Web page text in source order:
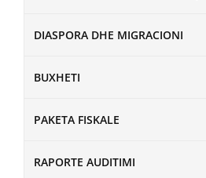
DIASPORA DHE MIGRACIONI
BUXHETI
PAKETA FISKALE
RAPORTE AUDITIMI